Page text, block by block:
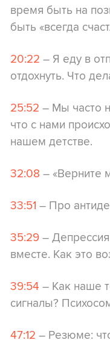
время быть на
быть «всегда
20:22 – Я еду в
отдохнуть. Что
25:52 – Мы часто
что с нами
нашем детстве.
32:08 – «Верните
33:51 – Про
35:29–
вместе. Как это
39:54 – Как наше
сигналы?
47:12 – Резюме: